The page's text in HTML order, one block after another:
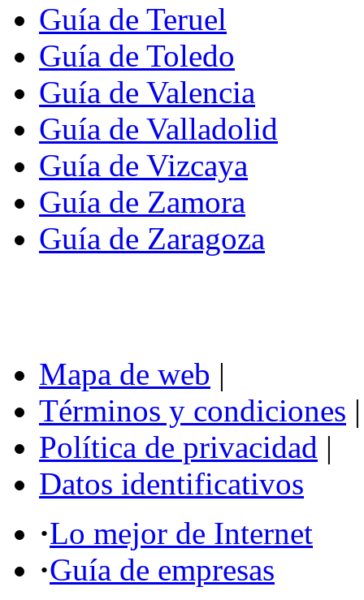
Guía de Teruel
Guía de Toledo
Guía de Valencia
Guía de Valladolid
Guía de Vizcaya
Guía de Zamora
Guía de Zaragoza
Mapa de web |
Términos y condiciones |
Política de privacidad |
Datos identificativos
·Lo mejor de Internet
·Guía de empresas